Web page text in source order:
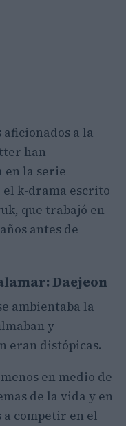
aficionados a la
han
en la serie
el k-drama escrito
que trabajó en
antes de
Daejeon
ambientaba la
y
eran distópicas.
en medio de
de la vida y en
competir en el